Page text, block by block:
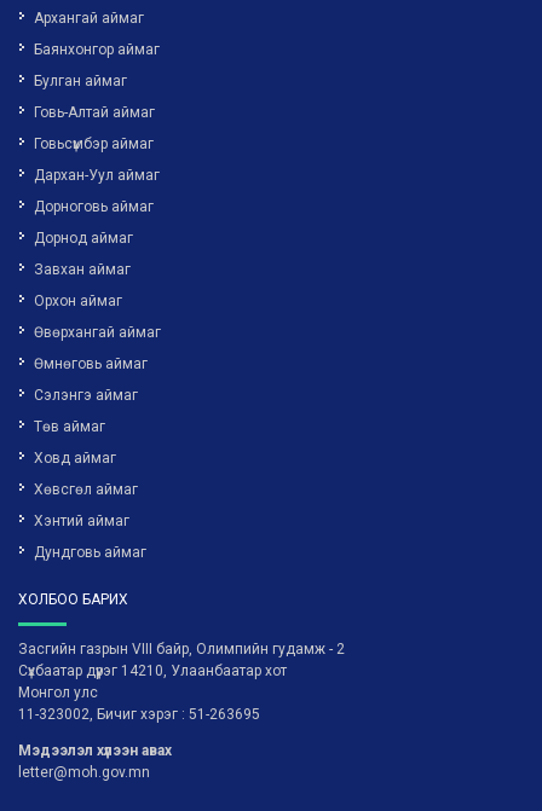
Архангай аймаг
Баянхонгор аймаг
Булган аймаг
Говь-Алтай аймаг
Говьсүмбэр аймаг
Дархан-Уул аймаг
Дорноговь аймаг
Дорнод аймаг
Завхан аймаг
Орхон аймаг
Өвөрхангай аймаг
Өмнөговь аймаг
Сэлэнгэ аймаг
Төв аймаг
Ховд аймаг
Хөвсгөл аймаг
Хэнтий аймаг
Дундговь аймаг
ХОЛБОО БАРИХ
Засгийн газрын VIII байр, Олимпийн гудамж - 2
Сүхбаатар дүүрэг 14210, Улаанбаатар хот
Монгол улс
11-323002, Бичиг хэрэг : 51-263695
Мэдээлэл хүлээн авах
letter@moh.gov.mn